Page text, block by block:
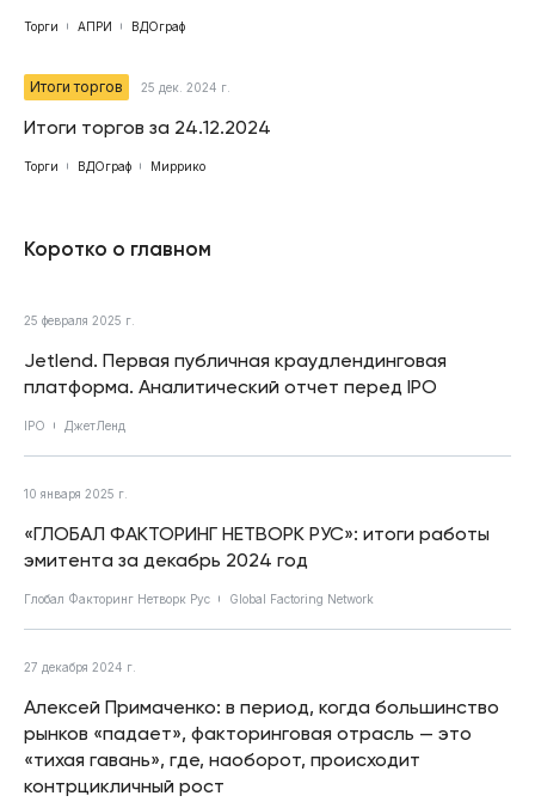
Торги АПРИ ВДОграф
Итоги торгов 25 дек. 2024 г.
Итоги торгов за 24.12.2024
Торги ВДОграф Миррико
Коротко о главном
25 февраля 2025 г.
Jetlend. Первая публичная краудлендинговая
платформа. Аналитический отчет перед IPO
IPO ДжетЛенд
10 января 2025 г.
«ГЛОБАЛ ФАКТОРИНГ НЕТВОРК РУС»: итоги работы
эмитента за декабрь 2024 год
Глобал Факторинг Нетворк Рус Global Factoring Network
27 декабря 2024 г.
Алексей Примаченко: в период, когда большинство
рынков «падает», факторинговая отрасль — это
«тихая гавань», где, наоборот, происходит
контрцикличный рост